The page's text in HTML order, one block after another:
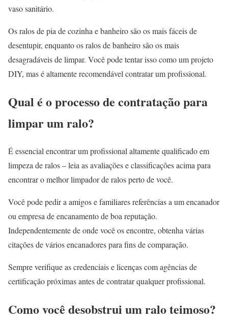
vaso sanitário.
Os ralos de pia de cozinha e banheiro são os mais fáceis de
desentupir, enquanto os ralos de banheiro são os mais
desagradáveis de limpar. Você pode tentar isso como um projeto
DIY, mas é altamente recomendável contratar um profissional.
Qual é o processo de contratação para
limpar um ralo?
É essencial encontrar um profissional altamente qualificado em
limpeza de ralos – leia as avaliações e classificações acima para
encontrar o melhor limpador de ralos perto de você.
Você pode pedir a amigos e familiares referências a um encanador
ou empresa de encanamento de boa reputação.
Independentemente de onde você os encontre, obtenha várias
citações de vários encanadores para fins de comparação.
Sempre verifique as credenciais e licenças com agências de
certificação próximas antes de contratar qualquer profissional.
Como você desobstrui um ralo teimoso?